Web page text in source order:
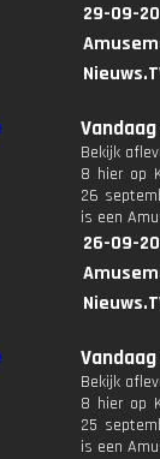
29-09-
Bekijk
8 hier op
26
is een
26-09-
Bekijk
8 hier op
25
is een